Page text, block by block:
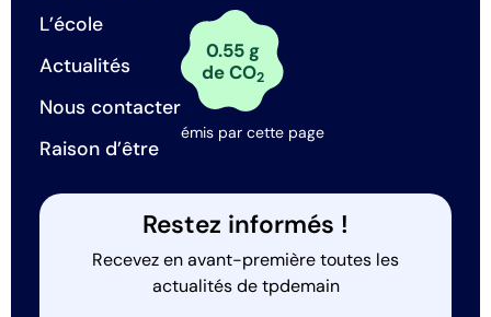
L’école
Actualités
Nous contacter
Raison d’être
0.55 g
de CO2
émis par cette page
Restez informés !
Recevez en avant-première toutes les
actualités de tpdemain